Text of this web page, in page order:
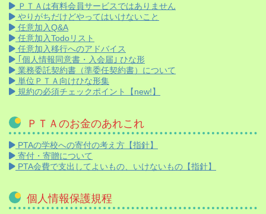
ＰＴＡは有料会員サービスではありません
やりがちだけどやってはいけないこと
任意加入Q&A
任意加入Todoリスト
任意加入移行へのアドバイス
｢個人情報同意書・入会届｣ ひな形
業務委託契約書（準委任契約書）について
単位ＰＴＡ向けひな形集
規約の必須チェックポイント【new!】
ＰＴＡのお金のあれこれ
PTAの学校への寄付の考え方【指針】
寄付・寄贈について
PTA会費で支出してよいもの、いけないもの【指針】
個人情報保護規程